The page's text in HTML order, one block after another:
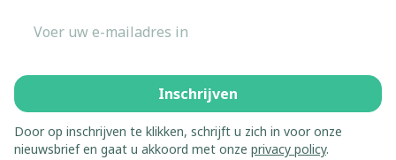
Inschrijven
Door op inschrijven te klikken, schrijft u zich in voor onze
nieuwsbrief en gaat u akkoord met onze privacy policy.